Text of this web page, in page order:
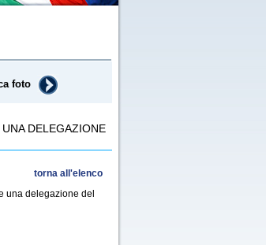
foto
DELEGAZIONE
torna all'elenco
una delegazione del